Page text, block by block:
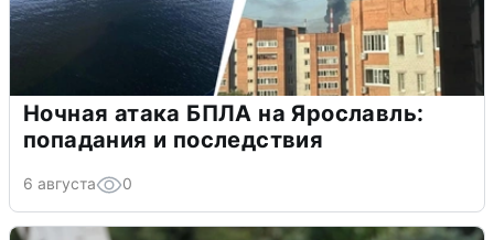
Ночная атака БПЛА на Ярославль:
попадания и последствия
6 августа 0